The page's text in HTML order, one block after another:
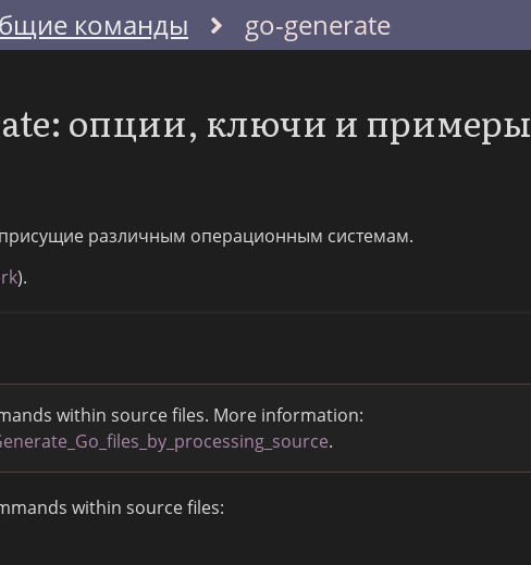
команды go-generate
опции, ключи и примеры
различным операционным системам.
).
within source files. More information:
.
within source files: